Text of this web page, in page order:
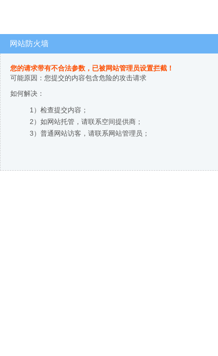
网站防火墙
您的请求带有不合法参数，已被网站管理员设置拦截！
可能原因：您提交的内容包含危险的攻击请求
如何解决：
1）检查提交内容；
2）如网站托管，请联系空间提供商；
3）普通网站访客，请联系网站管理员；